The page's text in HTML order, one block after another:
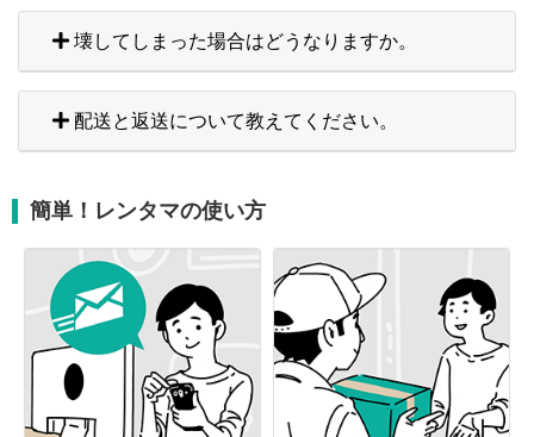
壊してしまった場合はどうなりますか。
配送と返送について教えてください。
簡単！レンタマの使い方